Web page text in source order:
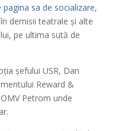
pagina sa de socializare,
demisii teatrale și alte
pe ultima sută de
șefului USR, Dan
Reward &
Petrom unde